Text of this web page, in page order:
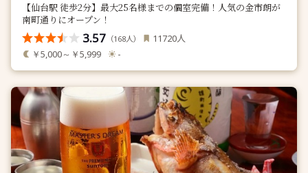
【仙台駅 徒歩2分】最大25名様までの個室完備！人気の金市朗が
南町通りにオープン！
3.57 （168人） 11720人
￥5,000～￥5,999 -